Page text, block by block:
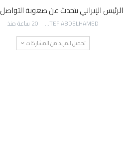
الرئيس الإيراني يتحدث عن صعوبة
AWATEF ABDELHAMED 20 ساعة منذ
تحميل المزيد من المشاركات